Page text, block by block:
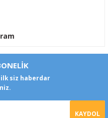
ilk siz haberdar
KAYDOL